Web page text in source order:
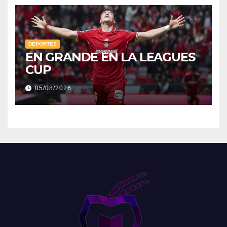
DEPORTES
EN GRANDE EN LA LEAGUES
CUP
05/08/2026